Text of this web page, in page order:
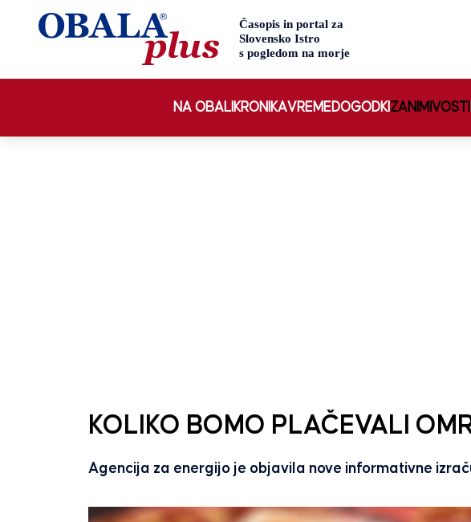
NA OBALI KRONIKAVREMEDOGODKIZANIMIVOSTI
KOLIKO BOMO PLAČEVALI
Agencija za energijo je objavila nove informativne